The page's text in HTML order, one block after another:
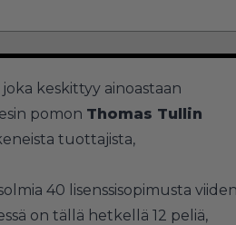
keskittyy ainoastaan
pomon Thomas Tullin
tuottajista,
40 lisenssisopimusta viiden
on tällä hetkellä 12 peliä,